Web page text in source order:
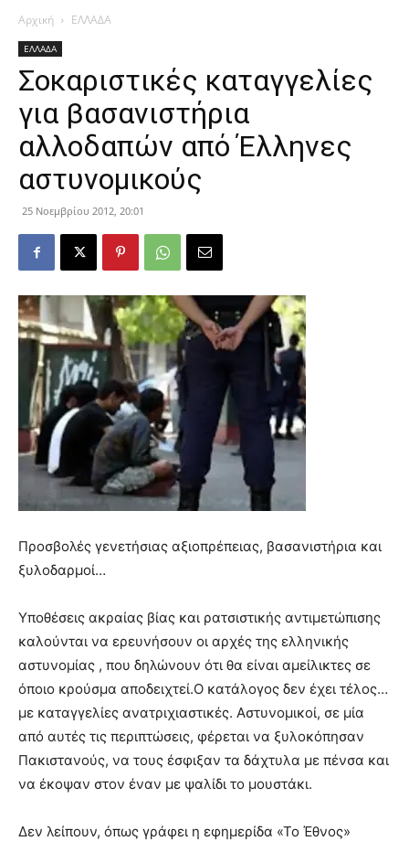
Αρχική ΕΛΛΑΔΑ
ΕΛΛΑΔΑ
Σοκαριστικές καταγγελίες
για βασανιστήρια
αλλοδαπών από Έλληνες
αστυνομικούς
25 Νοεμβρίου 2012, 20:01
Προσβολές γενετήσιας αξιοπρέπειας, βασανιστήρια και
ξυλοδαρμοί…
Υποθέσεις ακραίας βίας και ρατσιστικής αντιμετώπισης
καλούνται να ερευνήσουν οι αρχές της ελληνικής
αστυνομίας , που δηλώνουν ότι θα είναι αμείλικτες σε
όποιο κρούσμα αποδειχτεί.Ο κατάλογος δεν έχει τέλος…
με καταγγελίες ανατριχιαστικές. Αστυνομικοί, σε μία
από αυτές τις περιπτώσεις, φέρεται να ξυλοκόπησαν
Πακιστανούς, να τους έσφιξαν τα δάχτυλα με πένσα και
να έκοψαν στον έναν με ψαλίδι το μουστάκι.
Δεν λείπουν, όπως γράφει η εφημερίδα «Το Έθνος»